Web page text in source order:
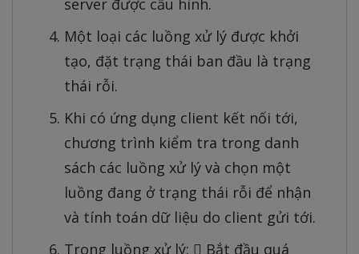
server được cấu hình.
Một loại các luồng xử lý được khởi
tạo, đặt trạng thái ban đầu là trạng
thái rỗi.
Khi có ứng dụng client kết nối tới,
chương trình kiểm tra trong danh
sách các luồng xử lý và chọn một
luồng đang ở trạng thái rỗi để nhận
và tính toán dữ liệu do client gửi tới.
Trong luồng xử lý:  Bắt đầu quá